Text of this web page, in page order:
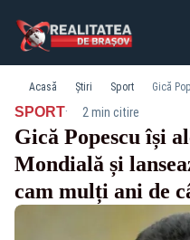
Acasă Știri Sport
SPORT· 2 min citire
Gică Popescu își
Mondială și
cam mulți ani de